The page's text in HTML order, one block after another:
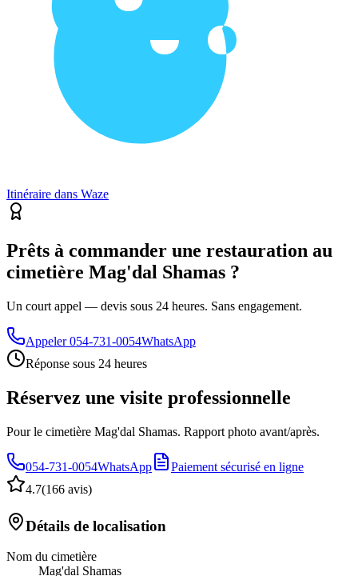
Itinéraire dans Waze
Prêts à commander une restauration au
cimetière Mag'dal Shamas ?
Un court appel — devis sous 24 heures. Sans engagement.
Appeler 054-731-0054WhatsApp
Réponse sous 24 heures
Réservez une visite professionnelle
Pour le cimetière Mag'dal Shamas. Rapport photo avant/après.
054-731-0054WhatsApp
Paiement sécurisé en ligne
4.7(166 avis)
Détails de localisation
Nom du cimetière
Mag'dal Shamas